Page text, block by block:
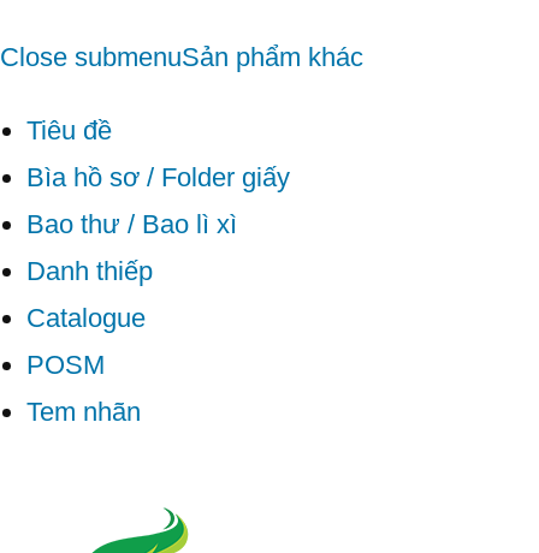
Close submenuSản phẩm khác
Tiêu đề
Bìa hồ sơ / Folder giấy
Bao thư / Bao lì xì
Danh thiếp
Catalogue
POSM
Tem nhãn